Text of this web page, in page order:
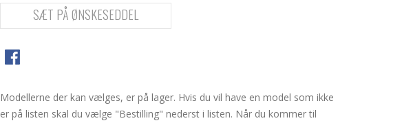
SÆT PÅ ØNSKESEDDEL
Modellerne der kan vælges, er på lager. Hvis du vil have en model som ikke
er på listen skal du vælge "Bestilling" nederst i listen. Når du kommer til